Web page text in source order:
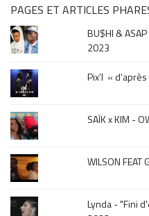
&
musique,
click
sur
le
mois
de
la
sortie
PAGES ET ARTICLES
BU$HI & ASAP
2023
Pix’l «
SAÏK x KIM -
WILSON FEAT
Lynda - "Fini